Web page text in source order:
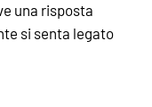
una risposta
si senta legato